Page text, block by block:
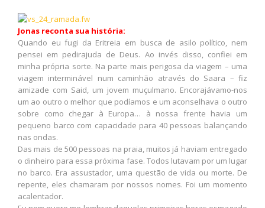
Jonas reconta sua história:
Quando eu fugi da Eritreia em busca de asilo político, nem
pensei em pedirajuda de Deus. Ao invés disso, confiei em
minha própria sorte. Na parte mais perigosa da viagem – uma
viagem interminável num caminhão através do Saara – fiz
amizade com Said, um jovem muçulmano. Encorajávamo-nos
um ao outro o melhor que podíamos e um aconselhava o outro
sobre como chegar à Europa… à nossa frente havia um
pequeno barco com capacidade para 40 pessoas balançando
nas ondas.
Das mais de 500 pessoas na praia, muitos já haviam entregado
o dinheiro para essa próxima fase. Todos lutavam por um lugar
no barco. Era assustador, uma questão de vida ou morte. De
repente, eles chamaram por nossos nomes. Foi um momento
acalentador.